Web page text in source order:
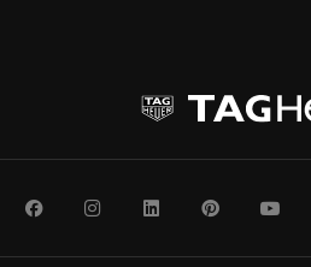
FacebookInstagramLinkedInPinterest